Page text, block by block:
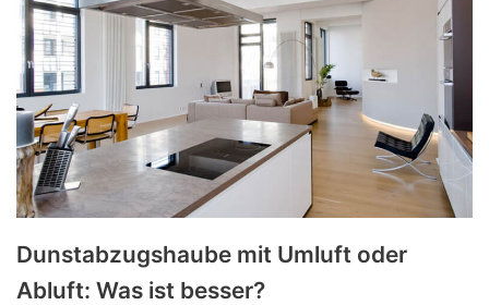
Dunstabzugshaube mit Umluft oder
Abluft: Was ist besser?